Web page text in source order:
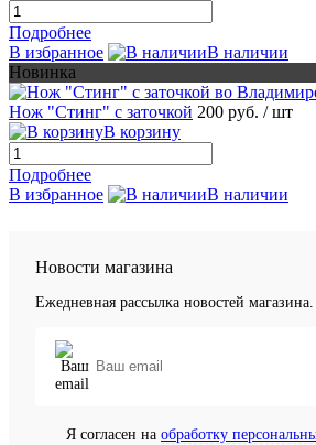
Подробнее
В избранное
В наличии
Новинка
Нож "Стинг" с заточкой 200 руб. / шт
В корзину
Подробнее
В избранное
В наличии
Новости магазина
Ежедневная рассылка новостей магазина.
Я согласен на обработку